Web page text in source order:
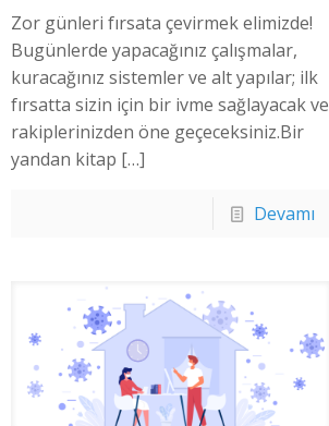
Zor günleri fırsata çevirmek elimizde!
Bugünlerde yapacağınız çalışmalar,
kuracağınız sistemler ve alt yapılar; ilk
fırsatta sizin için bir ivme sağlayacak ve
rakiplerinizden öne geçeceksiniz.Bir
yandan kitap […]
Devamı